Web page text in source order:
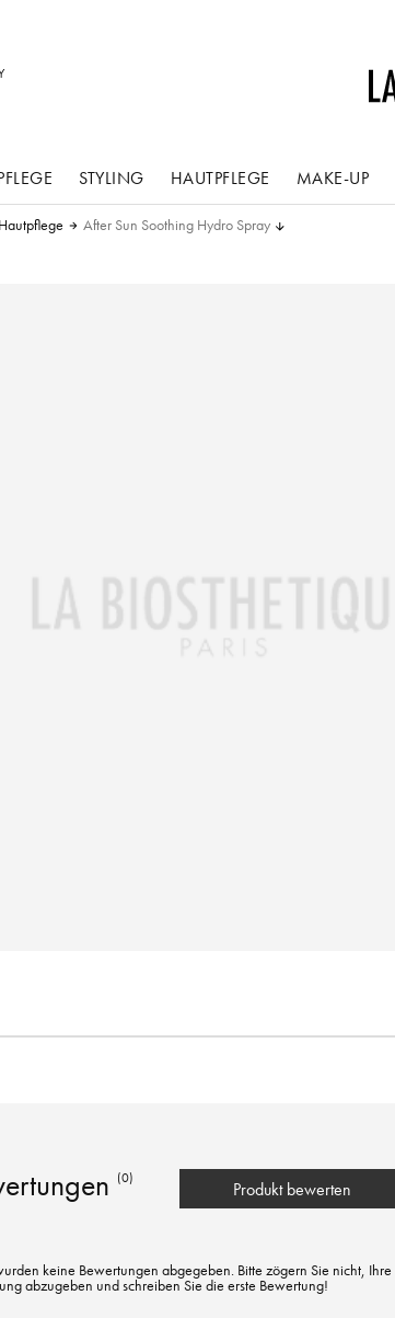
STYLING HAUTPFLEGE MAKE-UP
Hautpflege After Sun Soothing Hydro Spray
(0)
Produkt bewerten
keine Bewertungen abgegeben. Bitte zögern Sie nicht, Ihre
abzugeben und schreiben Sie die erste Bewertung!